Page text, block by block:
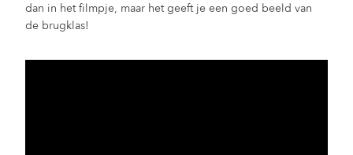
dan in het filmpje, maar het geeft je een goed beeld van
de brugklas!